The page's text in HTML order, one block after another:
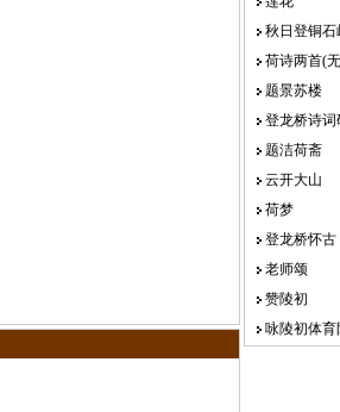
秋日登铜石
荷诗两首(
题景苏楼
登龙桥诗
题洁荷斋
云开大山
荷梦
登龙桥怀古
老师颂
赞陵初
咏陵初体育